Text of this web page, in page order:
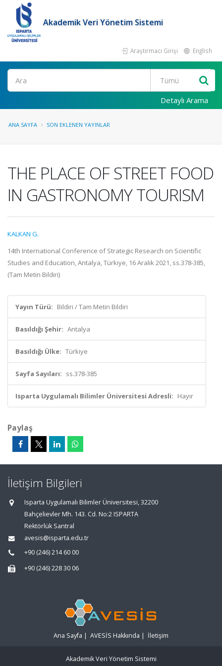
Akademik Veri Yönetim Sistemi
Araştırmacı Girişi English
Ara
Detaylı Arama
ANA SAYFA SON EKLENEN YAYINLAR
THE PLACE OF STREET FOOD
IN GASTRONOMY TOURISM
KALKAN G.
14th International Conference of Strategic Research on Scientific
Studies and Education, Antalya, Türkiye, 16 Aralık 2021, ss.378-385,
(Tam Metin Bildiri)
Yayın Türü: Bildiri / Tam Metin Bildiri
Basıldığı Şehir: Antalya
Basıldığı Ülke: Türkiye
Sayfa Sayıları: ss.378-385
Isparta Uygulamalı Bilimler Üniversitesi Adresli: Hayır
Paylaş
İletişim Bilgileri
Isparta Uygulamalı Bilimler Üniversitesi, 32200
Bahçelievler Mh. 143. Cd. No:2 ISPARTA
Rektörlük Santral
avesis@isparta.edu.tr
+90 (246) 214 60 00
+90 (246) 228 30 06
Ana Sayfa | AVESİS Hakkında | İletişim
Akademik Veri Yönetim Sistemi